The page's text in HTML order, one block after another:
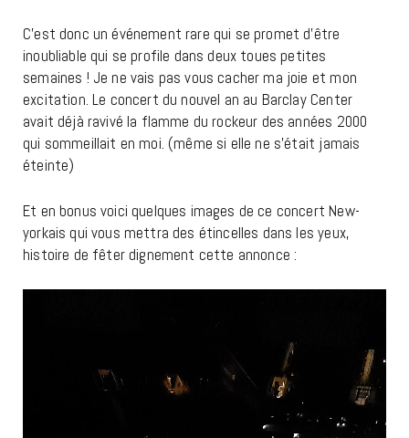
C’est donc un événement rare qui se promet d’être
inoubliable qui se profile dans deux toues petites
semaines ! Je ne vais pas vous cacher ma joie et mon
excitation. Le concert du nouvel an au Barclay Center
avait déjà ravivé la flamme du rockeur des années 2000
qui sommeillait en moi. (même si elle ne s’était jamais
éteinte)
Et en bonus voici quelques images de ce concert New-
yorkais qui vous mettra des étincelles dans les yeux,
histoire de fêter dignement cette annonce :